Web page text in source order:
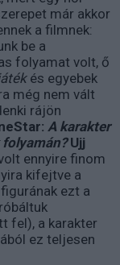
már akkor
a filmnek:
be a
folyamat volt, ő
és egyebek
még nem vált
rájön
A karakter
Ujj
ennyire finom
kifejtve a
ezt a
fel), a karakter
ez teljesen